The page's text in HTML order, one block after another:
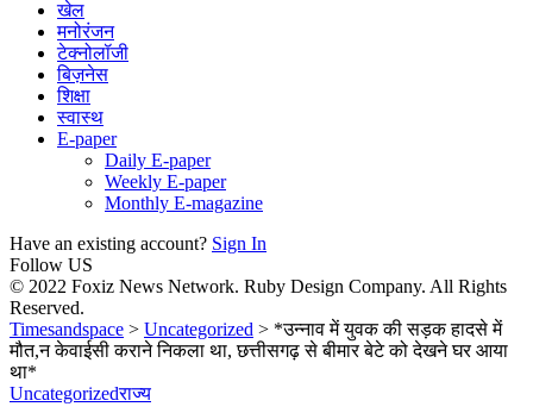
खेल
मनोरंजन
टेक्नोलॉजी
बिज़नेस
शिक्षा
स्वास्थ
E-paper
Daily E-paper
Weekly E-paper
Monthly E-magazine
Have an existing account? Sign In
Follow US
© 2022 Foxiz News Network. Ruby Design Company. All Rights
Reserved.
Timesandspace > Uncategorized > *उन्नाव में युवक की सड़क हादसे में
मौत,न केवाईसी कराने निकला था, छत्तीसगढ़ से बीमार बेटे को देखने घर आया
था*
Uncategorizedराज्य